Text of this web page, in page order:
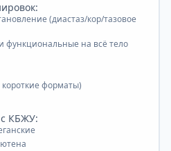
(диастаз/кор/тазовое
функциональные на всё тело
форматы)
КБЖУ: